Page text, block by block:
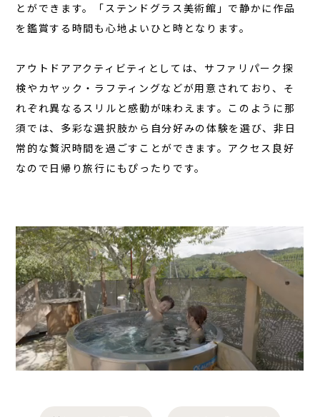
とができます。「ステンドグラス美術館」で静かに作品
を鑑賞する時間も心地よいひと時となります。
アウトドアアクティビティとしては、サファリパーク探
検やカヤック・ラフティングなどが用意されており、そ
れぞれ異なるスリルと感動が味わえます。このように那
須では、多彩な選択肢から自分好みの体験を選び、非日
常的な贅沢時間を過ごすことができます。アクセス良好
なので日帰り旅行にもぴったりです。